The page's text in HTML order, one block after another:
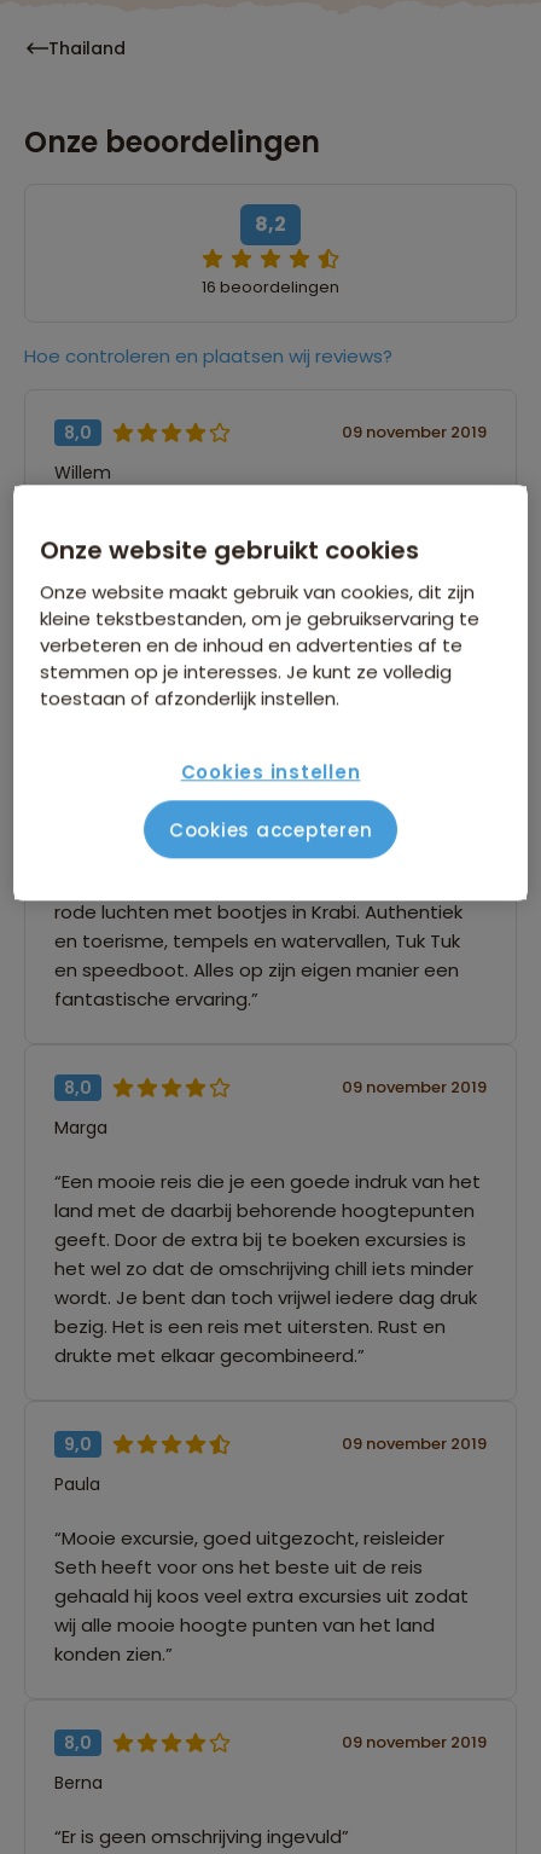
Thailand
Onze beoordelingen
8,2
16 beoordelingen
Hoe controleren en plaatsen wij reviews?
8,0 09 november 2019
Willem
meerdere uitrrnlopende hoogtepunten en
relaxen”
8,0 09 november 2019
Lia
“De Chill & Adventurereis. In 18 dagen van Noord
naar Zuid Thailand reizen geeft een goed beeld
van het land. Een reis vol tegenstellingen.
Zonsondergang vanaf het dak van ons hotel in
rode luchten met bootjes in Krabi. Authentiek
en toerisme, tempels en watervallen, Tuk Tuk
en speedboot. Alles op zijn eigen manier een
fantastische ervaring.”
8,0 09 november 2019
Marga
“Een mooie reis die je een goede indruk van het
land met de daarbij behorende hoogtepunten
geeft. Door de extra bij te boeken excursies is
het wel zo dat de omschrijving chill iets minder
wordt. Je bent dan toch vrijwel iedere dag druk
bezig. Het is een reis met uitersten. Rust en
drukte met elkaar gecombineerd.”
9,0 09 november 2019
Paula
“Mooie excursie, goed uitgezocht, reisleider
Seth heeft voor ons het beste uit de reis
gehaald hij koos veel extra excursies uit zodat
wij alle mooie hoogte punten van het land
konden zien.”
8,0 09 november 2019
Berna
“Er is geen omschrijving ingevuld”
Onze website gebruikt cookies
Onze website maakt gebruik van cookies, dit zijn
kleine tekstbestanden, om je gebruikservaring te
verbeteren en de inhoud en advertenties af te
stemmen op je interesses. Je kunt ze volledig
toestaan of afzonderlijk instellen.
Cookies instellen
Cookies accepteren